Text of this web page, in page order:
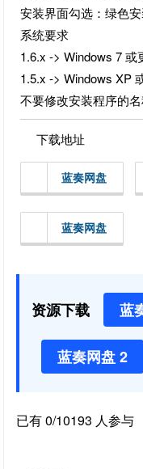
安装界面勾选：绿色
系统要求
1.6.x -> Windows 7 或
1.5.x -> Windows XP
不要修改安装程序的名
下载地址
蓝奏网盘
蓝奏网盘
资源下载 蓝
蓝奏网盘 2
已有 0/10193 人参与